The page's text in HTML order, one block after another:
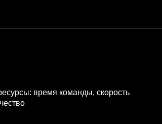
время команды, скорость